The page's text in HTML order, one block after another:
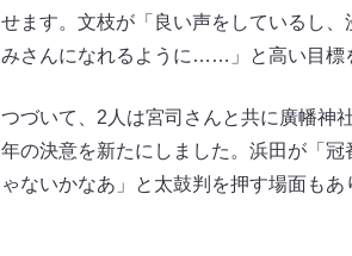
せます。文枝が「良い声をしているし
みさんになれるように……」と高い目標
つづいて、2人は宮司さんと共に廣幡神
年の決意を新たにしました。浜田が「
ゃないかなあ」と太鼓判を押す場面もあ